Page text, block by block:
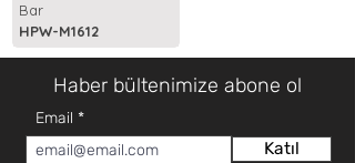
Bar
HPW-M1612
Haber bültenimize abone ol
Email
Katıl